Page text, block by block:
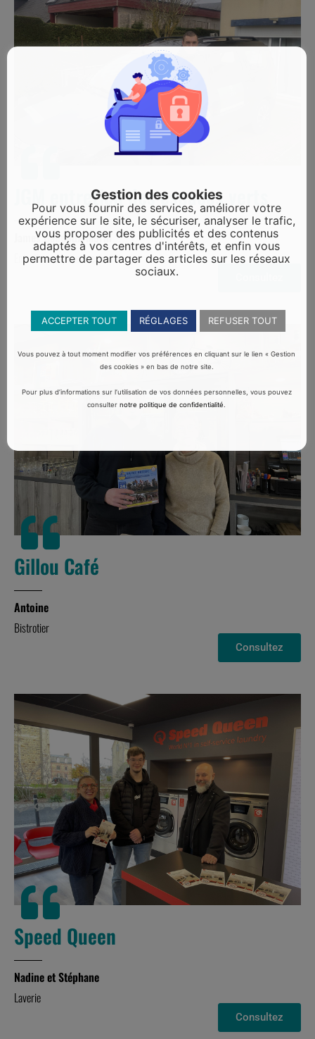
JGM entretien des espaces verts
James Gaudoux-Morin
Entretiens espaces verts
Gillou Café
Antoine
Bistrotier
Consultez
Speed Queen
Nadine et Stéphane
Laverie
Consultez
Gestion des cookies
Pour vous fournir des services, améliorer votre
expérience sur le site, le sécuriser, analyser le trafic,
vous proposer des publicités et des contenus
adaptés à vos centres d'intérêts, et enfin vous
permettre de partager des articles sur les réseaux
sociaux.
ACCEPTER TOUT RÉGLAGES REFUSER TOUT
Vous pouvez à tout moment modifier vos préférences en cliquant sur le lien « Gestion
des cookies » en bas de notre site.
Pour plus d’informations sur l’utilisation de vos données personnelles, vous pouvez
consulternotre politique de confidentialité